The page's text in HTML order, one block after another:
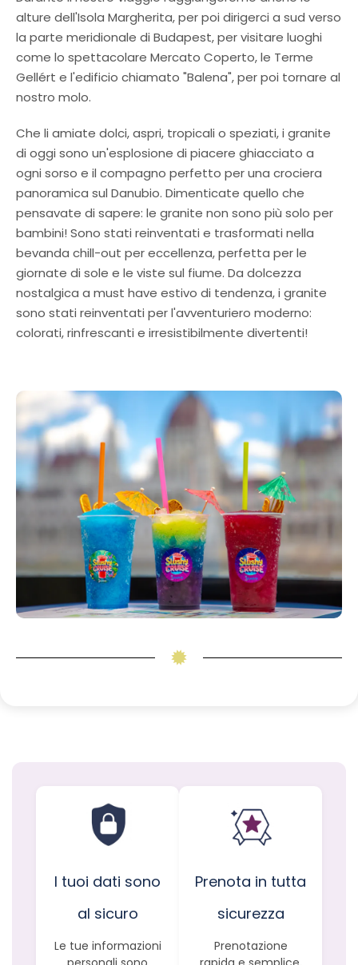
alture dell'Isola Margherita, per poi dirigerci a sud verso
la parte meridionale di Budapest, per visitare luoghi
come lo spettacolare Mercato Coperto, le Terme
Gellért e l'edificio chiamato "Balena", per poi tornare al
nostro molo.
Che li amiate dolci, aspri, tropicali o speziati, i granite
di oggi sono un'esplosione di piacere ghiacciato a
ogni sorso e il compagno perfetto per una crociera
panoramica sul Danubio. Dimenticate quello che
pensavate di sapere: le granite non sono più solo per
bambini! Sono stati reinventati e trasformati nella
bevanda chill-out per eccellenza, perfetta per le
giornate di sole e le viste sul fiume. Da dolcezza
nostalgica a must have estivo di tendenza, i granite
sono stati reinventati per l'avventuriero moderno:
colorati, rinfrescanti e irresistibilmente divertenti!
I tuoi dati sono
al sicuro
Le tue informazioni
Prenota in tutta
sicurezza
Prenotazione